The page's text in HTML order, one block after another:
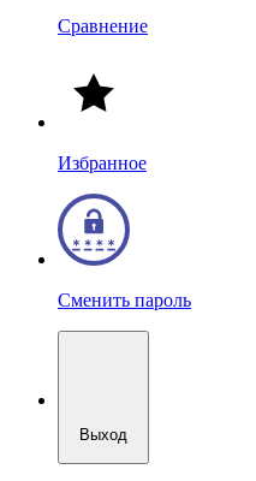
Сравнение
Избранное
Сменить пароль
Выход